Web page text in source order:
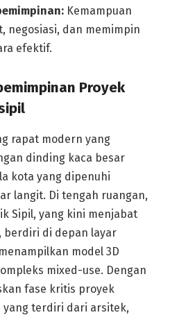
Kemampuan
negosiasi, dan memimpin
efektif.
Proyek
rapat modern yang
dinding kaca besar
kota yang dipenuhi
langit. Di tengah ruangan,
Sipil, yang kini menjabat
berdiri di depan layar
model 3D
mixed-use. Dengan
fase kritis proyek
terdiri dari arsitek,